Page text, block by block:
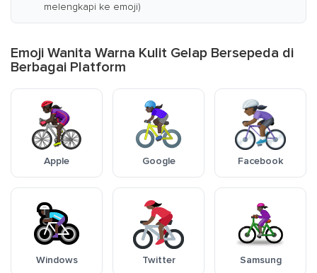
melengkapi ke emoji)
Emoji Wanita Warna Kulit Gelap Bersepeda di
Berbagai Platform
Apple Google Facebook
Windows Twitter Samsung